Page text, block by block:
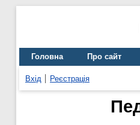
Головна Про сайт
Вхід Реєстрація